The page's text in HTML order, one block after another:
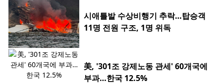
시애틀발 수상비행기 추락…탑승객
11명 전원 구조, 1명 위독
美, '301조 강제노동 관세' 60개국에
부과…한국 12.5%